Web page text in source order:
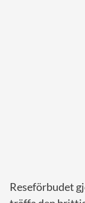
Reseförbudet